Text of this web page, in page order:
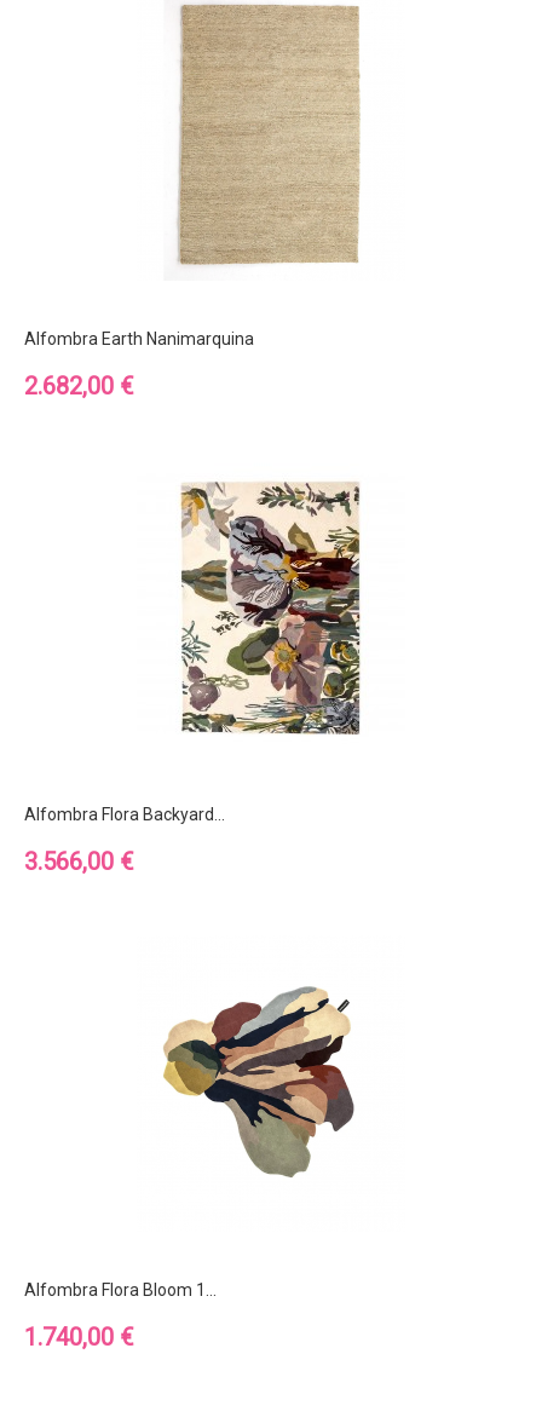
Alfombra Earth Nanimarquina
Precio
2.682,00 €
Alfombra Flora Backyard...
Precio
3.566,00 €
Alfombra Flora Bloom 1...
Precio
1.740,00 €